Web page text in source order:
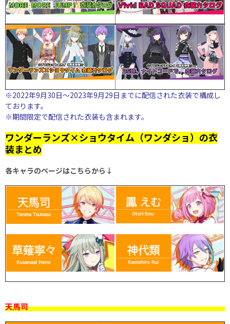
※2022年9月30日～2023年9月29日までに配信された衣装で構成し
ております。
※期間限定で配信された衣装も含まれます。
ワンダーランズ×ショウタイム（ワンダショ）の衣
装まとめ
各キャラのページはこちらから↓
天馬司